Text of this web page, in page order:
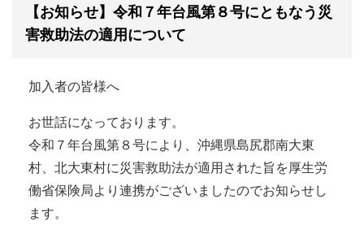
【お知らせ】令和７年台風第８号にともなう災
害救助法の適用について
加入者の皆様へ
お世話になっております。
令和７年台風第８号により、沖縄県島尻郡南大東
村、北大東村に災害救助法が適用された旨を厚生労
働省保険局より連携がございましたのでお知らせし
ます。